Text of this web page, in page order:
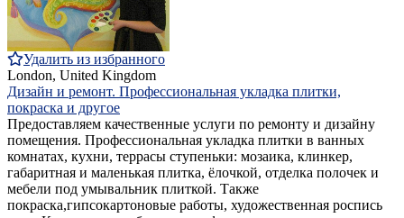
Удалить из избранного
London, United Kingdom
Дизайн и ремонт. Профессиональная укладка плитки,
покраска и другое
Предоставляем качественные услуги по ремонту и дизайну
помещения. Профессиональная укладка плитки в ванных
комнатах, кухни, террасы ступеньки: мозаика, клинкер,
габаритная и маленькая плитка, ёлочкой, отделка полочек и
мебели под умывальник плиткой. Также
покраска,гипсокартоновые работы, художественная роспись